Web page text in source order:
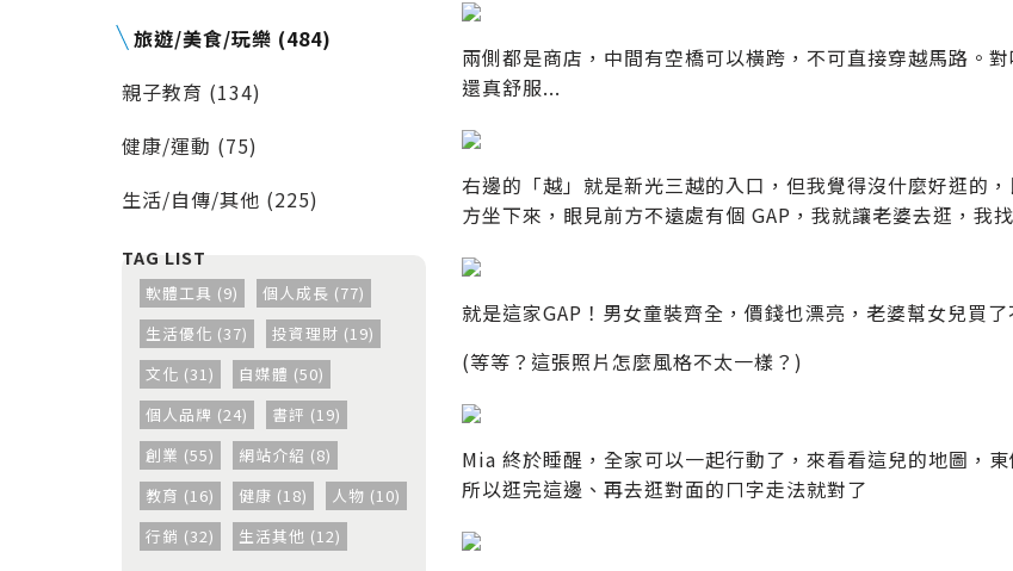
旅遊/美食/玩樂 (484)
親子教育 (134)
健康/運動 (75)
生活/自傳/其他 (225)
軟體工具 (9)
個人成長 (77)
生活優化 (37)
投資理財 (19)
文化 (31)
自媒體 (50)
個人品牌 (24)
書評 (19)
創業 (55)
網站介紹 (8)
教育 (16)
健康 (18)
人物 (10)
行銷 (32)
生活其他 (12)
兩側都是商店，中間有空橋可以橫跨，不可直接穿越馬路。
還真舒服...
右邊的「越」就是新光三越的入口，但我覺得沒什麼好逛的
方坐下來，眼見前方不遠處有個 GAP，我就讓老婆去逛，我
就是這家GAP！男女童裝齊全，價錢也漂亮，老婆幫女兒買
(等等？這張照片怎麼風格不太一樣？)
Mia 終於睡醒，全家可以一起行動了，來看看這兒的地圖，
所以逛完這邊、再去逛對面的ㄇ字走法就對了